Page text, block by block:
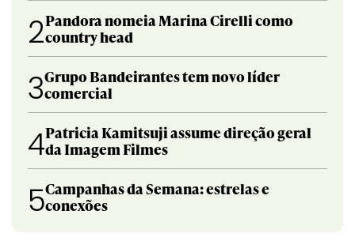
2Pandora nomeia Marina Cirelli como
country head
3Grupo Bandeirantes tem novo líder
comercial
4Patricia Kamitsuji assume direção geral
da Imagem Filmes
5Campanhas da Semana: estrelas e
conexões